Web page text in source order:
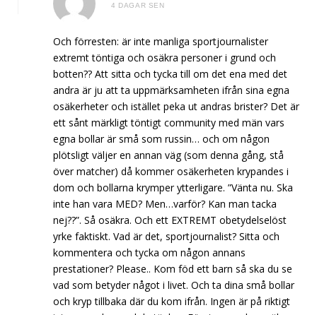
4 DAGAR SEN
Och förresten: är inte manliga sportjournalister
extremt töntiga och osäkra personer i grund och
botten?? Att sitta och tycka till om det ena med det
andra är ju att ta uppmärksamheten ifrån sina egna
osäkerheter och istället peka ut andras brister? Det är
ett sånt märkligt töntigt community med män vars
egna bollar är små som russin… och om någon
plötsligt väljer en annan väg (som denna gång, stå
över matcher) då kommer osäkerheten krypandes i
dom och bollarna krymper ytterligare. ”Vänta nu. Ska
inte han vara MED? Men…varför? Kan man tacka
nej??”. Så osäkra. Och ett EXTREMT obetydelselöst
yrke faktiskt. Vad är det, sportjournalist? Sitta och
kommentera och tycka om någon annans
prestationer? Please.. Kom föd ett barn så ska du se
vad som betyder något i livet. Och ta dina små bollar
och kryp tillbaka där du kom ifrån. Ingen är på riktigt